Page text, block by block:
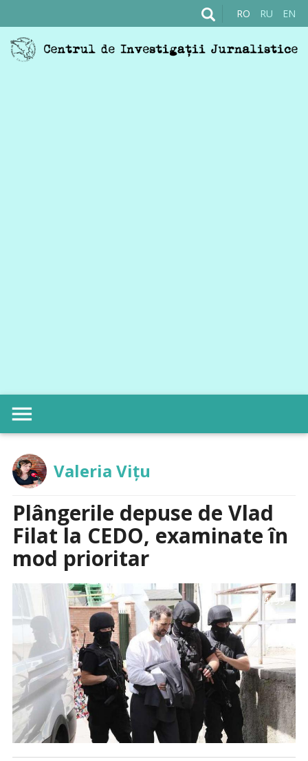
RO RU EN
menu
Valeria Vițu
Plângerile depuse de Vlad
Filat la CEDO, examinate în
mod prioritar
4199